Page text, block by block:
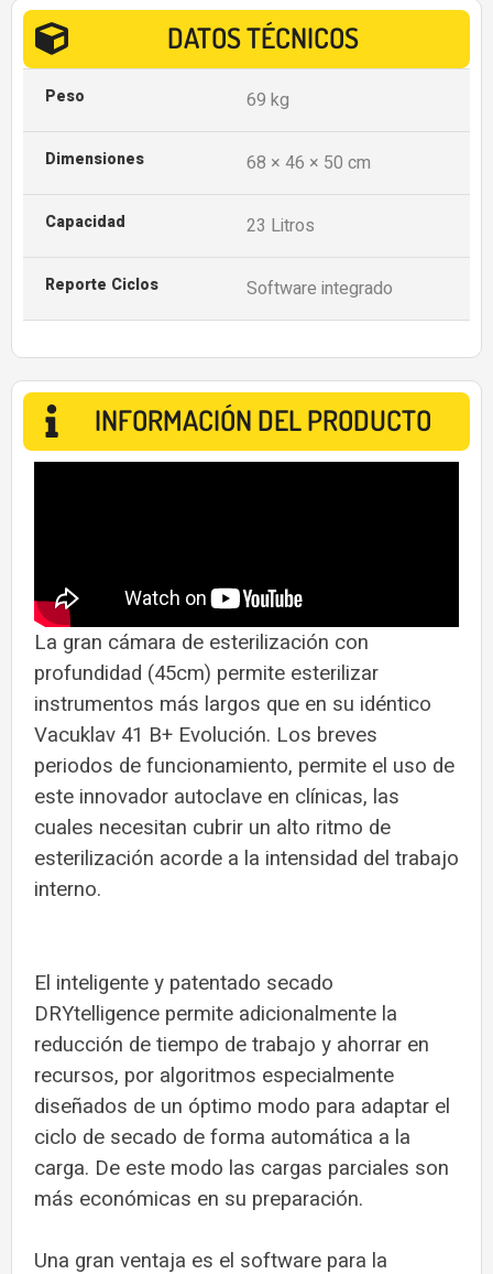
DATOS TÉCNICOS
Peso 69 kg
Dimensiones 68 × 46 × 50 cm
Capacidad 23 Litros
Reporte Ciclos Software integrado
INFORMACIÓN DEL PRODUCTO
La gran cámara de esterilización con
profundidad (45cm) permite esterilizar
instrumentos más largos que en su idéntico
Vacuklav 41 B+ Evolución. Los breves
periodos de funcionamiento, permite el uso de
este innovador autoclave en clínicas, las
cuales necesitan cubrir un alto ritmo de
esterilización acorde a la intensidad del trabajo
interno.
El inteligente y patentado secado
DRYtelligence permite adicionalmente la
reducción de tiempo de trabajo y ahorrar en
recursos, por algoritmos especialmente
diseñados de un óptimo modo para adaptar el
ciclo de secado de forma automática a la
carga. De este modo las cargas parciales son
más económicas en su preparación.
Una gran ventaja es el software para la